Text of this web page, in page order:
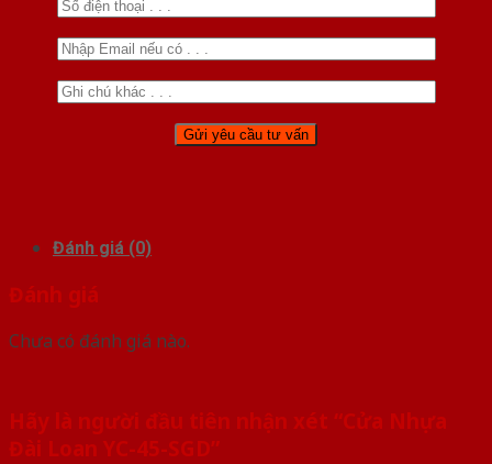
Đánh giá (0)
Đánh giá
Chưa có đánh giá nào.
Hãy là người đầu tiên nhận xét “Cửa Nhựa
Đài Loan YC-45-SGD”